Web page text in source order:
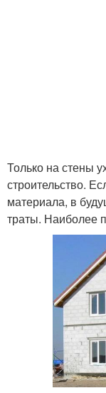
Только на стены
строительство.
материала, в
траты. Наиболее